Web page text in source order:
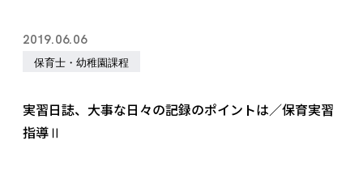
建学の精神・教育の理念
学長室の窓
各種方針
大学の歩み
学則
校歌の歴史
大学の取り組み
大学の取り組み
社会連携・研究
カリキュラム編成ガイドライン
情報公開
寄附行為
総合福祉学部
社会福祉学科
福祉行政学科
共生まちづくり学部
共生まちづくり学科
教育学部
健康科学部
入学試験
デジタルパンフ
就職状況
課外活動
課外活動 TOP
国際交流
2019.06.06
保育士・幼稚園課程
実習日誌、大事な日々の記録のポイントは／保育実習
指導Ⅱ